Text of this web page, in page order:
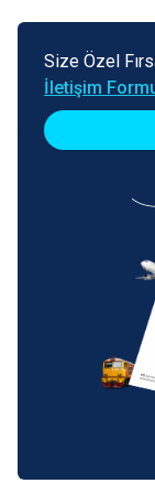
Size Özel
İletişim